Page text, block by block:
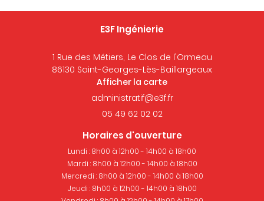
E3F Ingénierie
1 Rue des Métiers, Le Clos de l'Ormeau
86130 Saint-Georges-Lès-Baillargeaux
Afficher la carte
05 49 62 02 02
Horaires d'ouverture
Lundi : 8h00 à 12h00 - 14h00 à 18h00
Mardi : 8h00 à 12h00 - 14h00 à 18h00
Mercredi : 8h00 à 12h00 - 14h00 à 18h00
Jeudi : 8h00 à 12h00 - 14h00 à 18h00